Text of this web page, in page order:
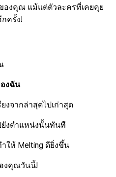
องคุณ แม้แต่ตัวละครที่เคยคุย
ครั้ง!
งฉัน
งจากล่าสุดไปเก่าสุด
ยังตำแหน่งนั้นทันที
ำให้ Melting ดียิ่งขึ้น
งคุณวันนี้!